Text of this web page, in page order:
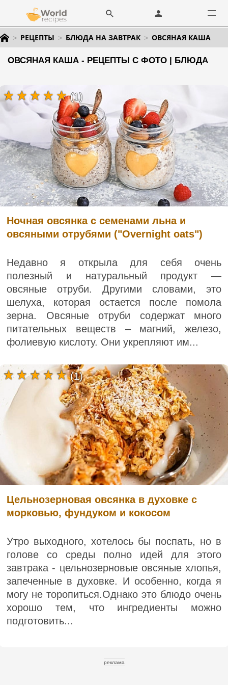
РЕЦЕПТЫ БЛЮДА НА ЗАВТРАК ОВСЯНАЯ КАША
ОВСЯНАЯ КАША - РЕЦЕПТЫ С ФОТО | БЛЮДА
Ночная овсянка с семенами льна и
овсяными отрубями ("Overnight oats")
Недавно я открыла для себя очень
полезный и натуральный продукт —
овсяные отруби. Другими словами, это
шелуха, которая остается после помола
зерна. Овсяные отруби содержат много
питательных веществ – магний, железо,
фолиевую кислоту. Они укрепляют им...
(1)
Цельнозерновая овсянка в духовке с
морковью, фундуком и кокосом
Утро выходного, хотелось бы поспать, но в
голове со среды полно идей для этого
завтрака - цельнозерновые овсяные хлопья,
запеченные в духовке. И особенно, когда я
могу не торопиться.Однако это блюдо очень
хорошо тем, что ингредиенты можно
подготовить...
(1)
реклама